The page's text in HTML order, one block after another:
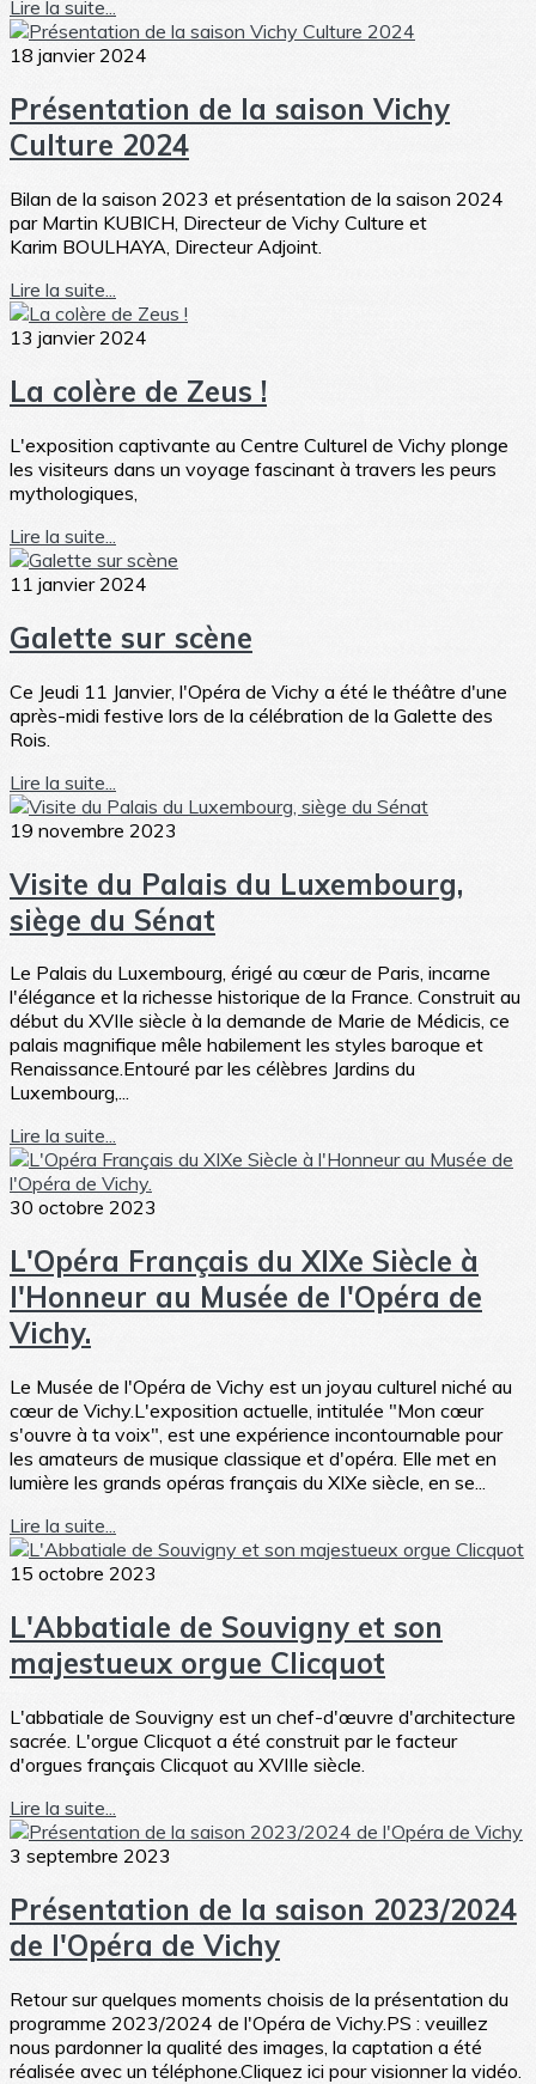
Lire la suite...
18 janvier 2024
Présentation de la saison Vichy
Culture 2024
Bilan de la saison 2023 et présentation de la saison 2024
par Martin KUBICH, Directeur de Vichy Culture et
Karim BOULHAYA, Directeur Adjoint.
Lire la suite...
13 janvier 2024
La colère de Zeus !
L'exposition captivante au Centre Culturel de Vichy plonge
les visiteurs dans un voyage fascinant à travers les peurs
mythologiques,
Lire la suite...
11 janvier 2024
Galette sur scène
Ce Jeudi 11 Janvier, l'Opéra de Vichy a été le théâtre d'une
après-midi festive lors de la célébration de la Galette des
Rois.
Lire la suite...
19 novembre 2023
Visite du Palais du Luxembourg,
siège du Sénat
Le Palais du Luxembourg, érigé au cœur de Paris, incarne
l'élégance et la richesse historique de la France. Construit au
début du XVIIe siècle à la demande de Marie de Médicis, ce
palais magnifique mêle habilement les styles baroque et
Renaissance.Entouré par les célèbres Jardins du
Luxembourg,...
Lire la suite...
30 octobre 2023
L'Opéra Français du XIXe Siècle à
l'Honneur au Musée de l'Opéra de
Vichy.
Le Musée de l'Opéra de Vichy est un joyau culturel niché au
cœur de Vichy.L'exposition actuelle, intitulée "Mon cœur
s'ouvre à ta voix", est une expérience incontournable pour
les amateurs de musique classique et d'opéra. Elle met en
lumière les grands opéras français du XIXe siècle, en se...
Lire la suite...
15 octobre 2023
L'Abbatiale de Souvigny et son
majestueux orgue Clicquot
L'abbatiale de Souvigny est un chef-d'œuvre d'architecture
sacrée. L'orgue Clicquot a été construit par le facteur
d'orgues français Clicquot au XVIIIe siècle.
Lire la suite...
3 septembre 2023
Présentation de la saison 2023/2024
de l'Opéra de Vichy
Retour sur quelques moments choisis de la présentation du
programme 2023/2024 de l'Opéra de Vichy.PS : veuillez
nous pardonner la qualité des images, la captation a été
réalisée avec un téléphone.Cliquez ici pour visionner la vidéo.